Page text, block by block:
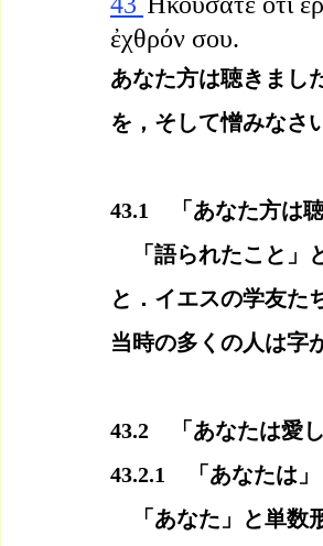
ἐχθρόν σου.
あなた方は聴きま
を，そして憎みな
43.1　「あなた方は
「語られたこと」
と．イエスの学友た
当時の多くの人は字
43.2　「あなたは愛
43.2.1　「あなたは」
「あなた」と単数